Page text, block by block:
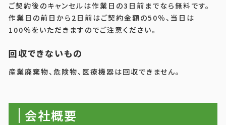
ご契約後のキャンセルは作業日の3日前までなら無料です。
作業日の前日から2日前はご契約金額の50％、当日は
100％をいただきますのでご注意ください。
回収できないもの
産業廃棄物、危険物、医療機器は回収できません。
会社概要